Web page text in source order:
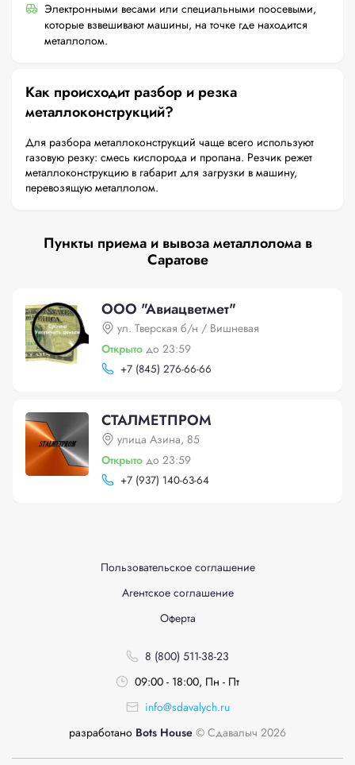
Электронными весами или специальными поосевыми,
которые взвешивают машины, на точке где находится
металлолом.
Как происходит разбор и резка
металлоконструкций?
Для разбора металлоконструкций чаще всего используют
газовую резку: смесь кислорода и пропана. Резчик режет
металлоконструкцию в габарит для загрузки в машину,
перевозящую металлолом.
Пункты приема и вывоза металлолома в
Саратове
ООО "Авиацветмет"
ул. Тверская б/н / Вишневая
Открыто до 23:59
+7 (845) 276-66-66
СТАЛМЕТПРОМ
улица Азина, 85
Открыто до 23:59
+7 (937) 140-63-64
Пользовательское соглашение
Агентское соглашение
Оферта
8 (800) 511-38-23
09:00 - 18:00, Пн - Пт
info@sdavalych.ru
разработано Bots House © Сдавалыч 2026